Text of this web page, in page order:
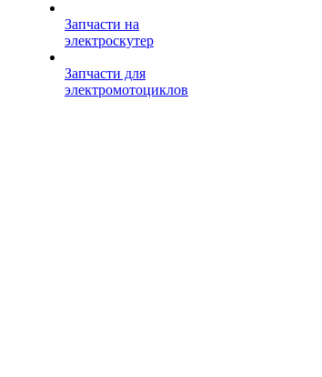
Запчасти на
электроскутер
Запчасти для
электромотоциклов